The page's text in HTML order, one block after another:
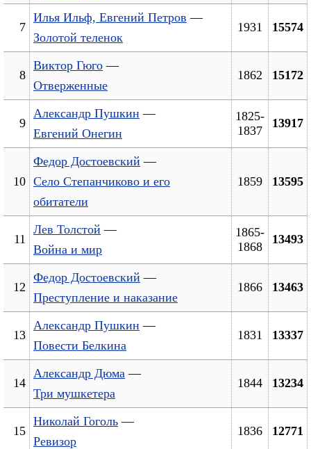
7
Илья Ильф, Евгений Петров —
Золотой теленок
1931 15574
8
Виктор Гюго —
Отверженные
1862 15172
9
Александр Пушкин —
Евгений Онегин
1825-
1837
13917
10
Федор Достоевский —
Село Степанчиково и его
обитатели
1859 13595
11
Лев Толстой —
Война и мир
1865-
1868
13493
12
Федор Достоевский —
Преступление и наказание
1866 13463
13
Александр Пушкин —
Повести Белкина
1831 13337
14
Александр Дюма —
Три мушкетера
1844 13234
15
Николай Гоголь —
Ревизор
1836 12771